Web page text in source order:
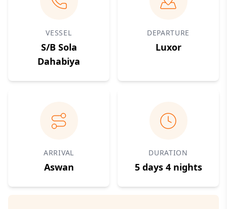
VESSEL
S/B Sola
Dahabiya
DEPARTURE
Luxor
ARRIVAL
Aswan
DURATION
5 days 4 nights